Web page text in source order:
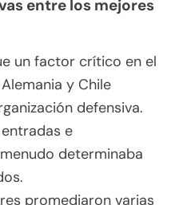
entre los mejores
un factor crítico en el
y Chile
defensiva.
e
determinaba
promediaron varias